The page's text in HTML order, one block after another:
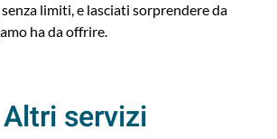
limiti, e lasciati sorprendere da
ha da offrire.
Altri servizi